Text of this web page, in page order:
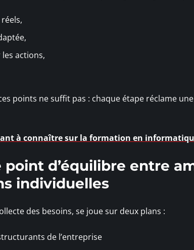
actions,
points ne suffit pas : chaque étape réclame
à connaître sur la formation en
point d’équilibre entre
individuelles
des besoins, se joue sur deux plans :
de l’entreprise